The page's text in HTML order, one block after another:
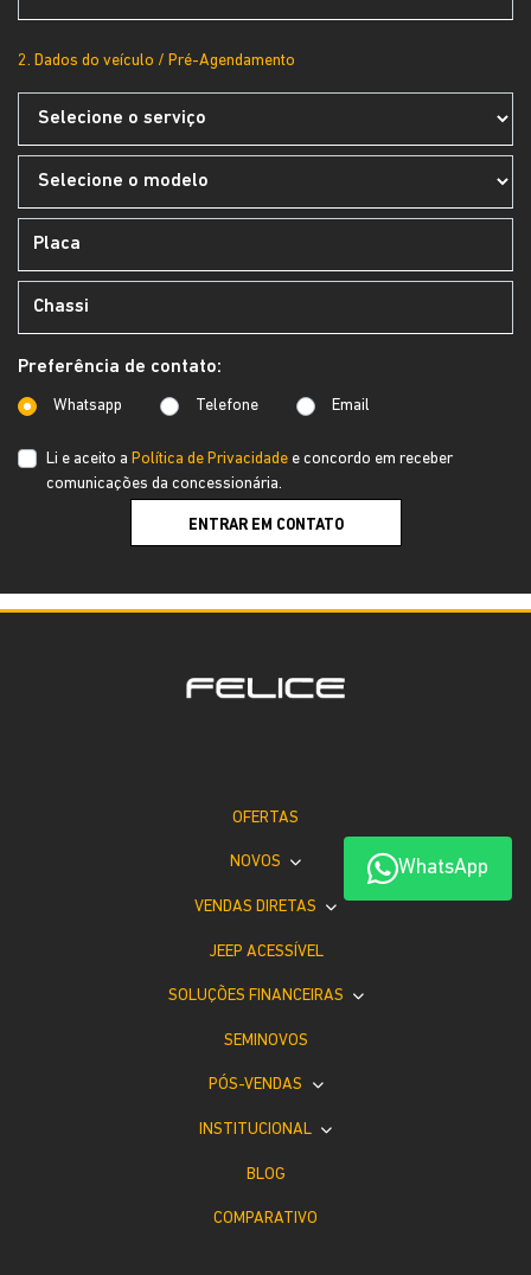
2. Dados do veículo / Pré-Agendamento
Preferência de contato:
Whatsapp Telefone Email
Li e aceito a Política de Privacidade e concordo em receber
comunicações da concessionária.
ENTRAR EM CONTATO
WhatsApp
OFERTAS
NOVOS
VENDAS DIRETAS
JEEP ACESSÍVEL
SOLUÇÕES FINANCEIRAS
SEMINOVOS
PÓS-VENDAS
INSTITUCIONAL
BLOG
COMPARATIVO